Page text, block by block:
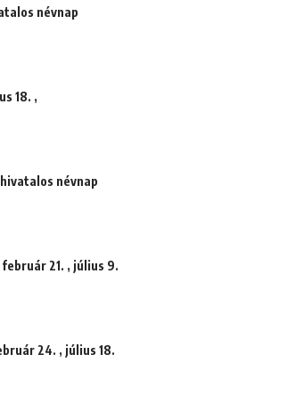
névnap
18. ,
névnap
21. , július 9.
24. , július 18.